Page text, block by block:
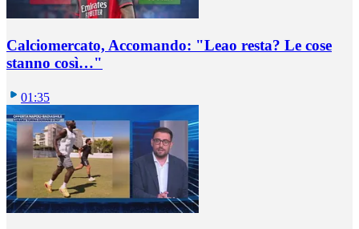
Calciomercato, Accomando: "Leao resta? Le cose
stanno così…"
01:35